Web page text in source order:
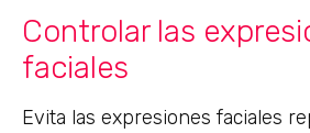
Controlar las
faciales
Evita las expresiones faciales